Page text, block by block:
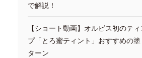
で解説！
【ショート動画】オルビス初のテ
プ「とろ蜜ティント」おすすめの
ターン